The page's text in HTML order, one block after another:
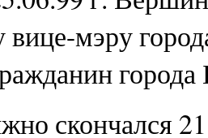
мэру
города
скончался